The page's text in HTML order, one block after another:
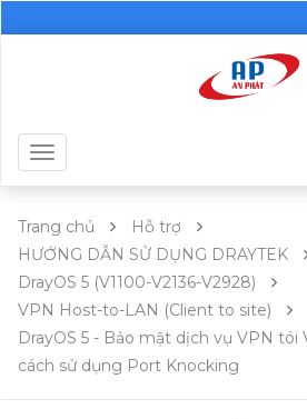
Toggle
navigation
Trang chủ
Hỗ trợ
HƯỚNG DẪN SỬ DỤNG DRAYTEK
DrayOS 5 (V1100-V2136-V2928)
VPN Host-to-LAN (Client to site)
DrayOS 5 - Bảo mật dịch vụ VPN tói
cách sử dụng Port Knocking